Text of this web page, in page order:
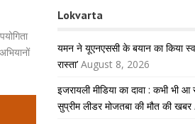
Lokvarta
यमन ने यूएनएससी के बयान का किया
रास्ता’ August 8, 2026
इजरायली मीडिया का दावा : कभी भी
सुप्रीम लीडर मोजतबा की मौत की खबर